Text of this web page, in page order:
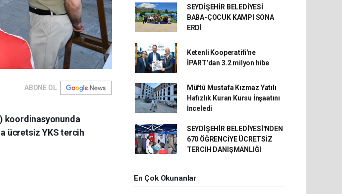
ABONE OL
koordinasyonunda
ücretsiz YKS tercih
SEYDİŞEHİR BELEDİYESİ
BABA-ÇOCUK KAMPI SONA
ERDİ
Ketenli Kooperatifi'ne
İPART’dan 3.2 milyon hibe
Müftü Mustafa Kızmaz Yatılı
Hafızlık Kuran Kursu İnşaatını
İnceledi
SEYDİŞEHİR BELEDİYESİ'NDEN
670 ÖĞRENCİYE ÜCRETSİZ
TERCİH DANIŞMANLIĞI
En Çok Okunanlar